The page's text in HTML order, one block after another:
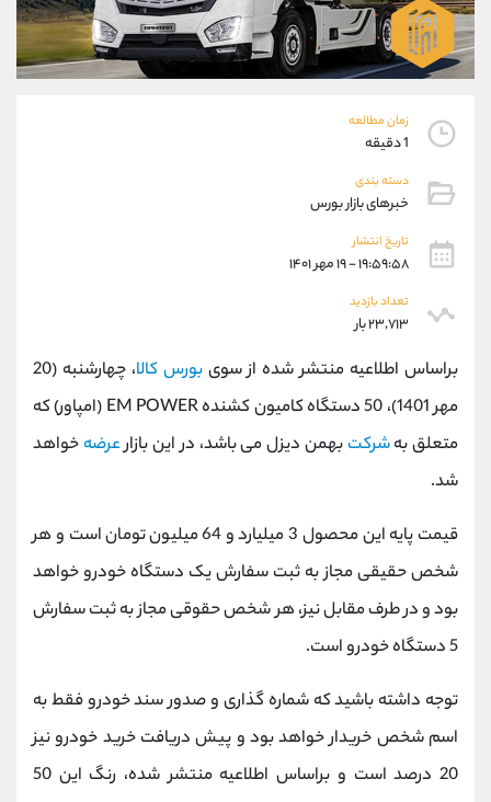
زمان مطالعه
1 دقیقه
دسته بندی
خبرهای بازار بورس
تاریخ انتشار
۱۹:۵۹:۵۸ - ۱۹ مهر ۱۴۰۱
تعداد بازدید
۲۳,۷۱۳ بار
براساس اطلاعیه منتشر شده از سویبورس کالا
، چهارشنبه (20
مهر 1401)، 50 دستگاه کامیون کشنده EM POWER (امپاور) که
متعلق بهشرکت بهمن دیزل می باشد، در این بازارعرضه خواهد
شد.
قیمت پایه این محصول 3 میلیارد و 64 میلیون تومان است و هر
شخص حقیقی مجاز به ثبت سفارش یک دستگاه خودرو خواهد
بود و در طرف مقابل نیز، هر شخص حقوقی مجاز به ثبت سفارش
5 دستگاه خودرو است.
توجه داشته باشید که شماره گذاری و صدور سند خودرو فقط به
اسم شخص خریدار خواهد بود و پیش دریافت خرید خودرو نیز
20 درصد است و براساس اطلاعیه منتشر شده، رنگ این 50
09927779040
واتساپ شروع گفتگو
تلگرام @Armteam_admin_por
پشتیبان فروش
موبایل
واتساپ
تلگرام
داخلی
اطلاعات تماس (دفتر فروش)
تلفن 021-22021030
بدون پیش شماره 90001030
اینستاگرام @alireza.mehrabii